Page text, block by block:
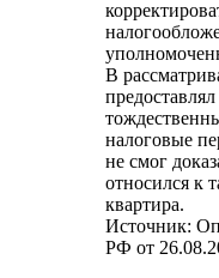
В
налоговые
не смог
относился к
квартира.
Источник:
РФ от